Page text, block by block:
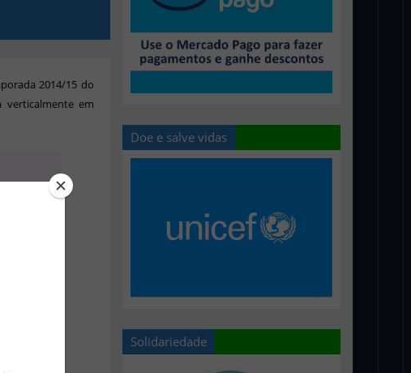
2014/15 do
verticalmente em
Doe e salve vidas
Solidariedade